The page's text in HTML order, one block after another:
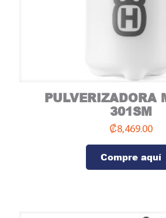
Compre aquí
PULVERIZADORA
301SM
₡8,469.00
Compre aquí